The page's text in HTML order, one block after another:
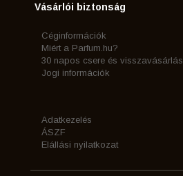
Vásárlói biztonság
Céginformációk
Miért a Parfum.hu?
30 napos csere és visszavásárlás
Jogi információk
Adatkezelés
ÁSZF
Elállási nyilatkozat